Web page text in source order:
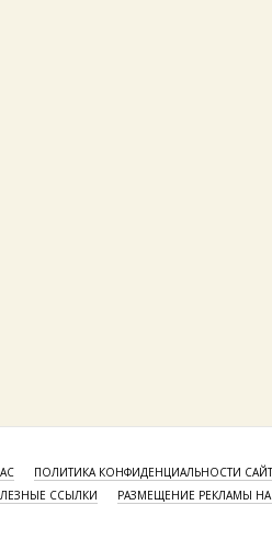
ПОЛИТИКА КОНФИДЕНЦИАЛЬНОСТИ
ССЫЛКИ
РАЗМЕЩЕНИЕ РЕКЛАМЫ НА